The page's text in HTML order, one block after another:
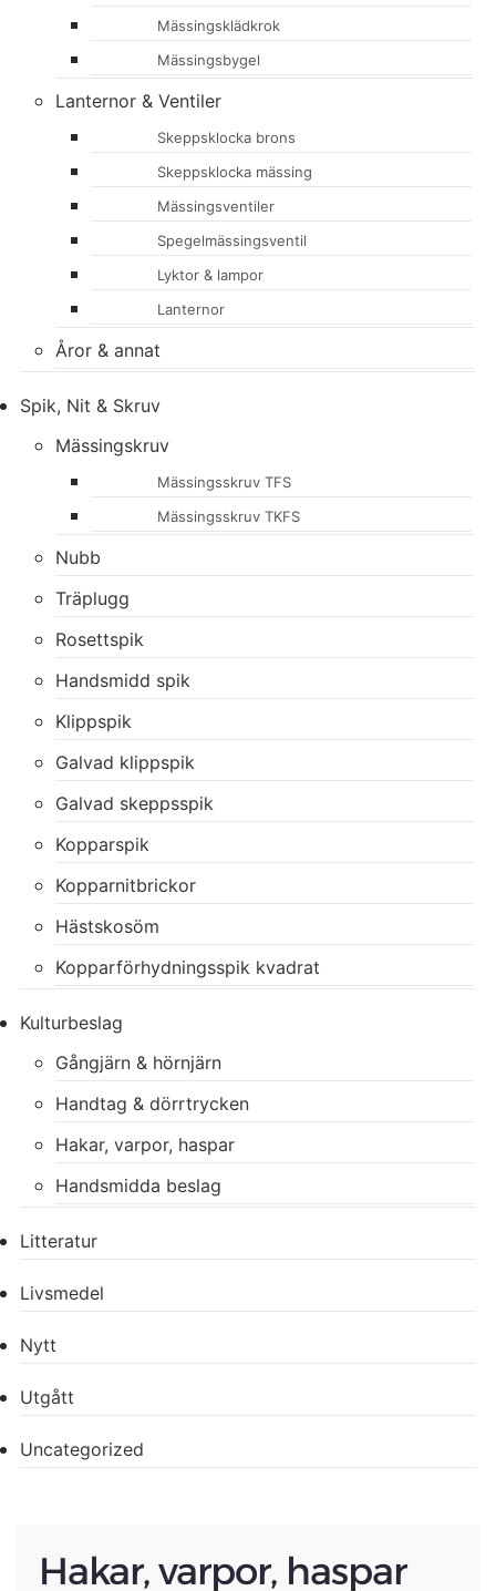
Mässingsklädkrok
Mässingsbygel
Lanternor & Ventiler
Skeppsklocka brons
Skeppsklocka mässing
Mässingsventiler
Spegelmässingsventil
Lyktor & lampor
Lanternor
Åror & annat
Spik, Nit & Skruv
Mässingskruv
Mässingsskruv TFS
Mässingsskruv TKFS
Nubb
Träplugg
Rosettspik
Handsmidd spik
Klippspik
Galvad klippspik
Galvad skeppsspik
Kopparspik
Kopparnitbrickor
Hästskosöm
Kopparförhydningsspik kvadrat
Kulturbeslag
Gångjärn & hörnjärn
Handtag & dörrtrycken
Hakar, varpor, haspar
Handsmidda beslag
Litteratur
Livsmedel
Nytt
Utgått
Uncategorized
Hakar, varpor, haspar